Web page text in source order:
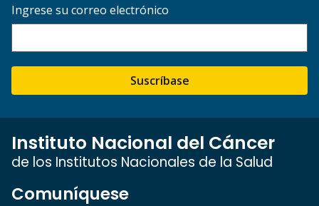
Ingrese su correo electrónico
Suscríbase
Instituto Nacional del Cáncer
de los Institutos Nacionales de la Salud
Comuníquese